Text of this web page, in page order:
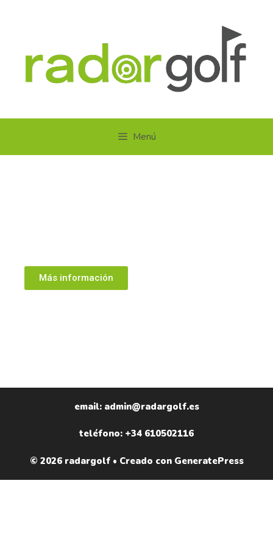
Menú
Más información
email: admin@radargolf.es
teléfono: +34 610502116
© 2026 radargolf• Creado con GeneratePress